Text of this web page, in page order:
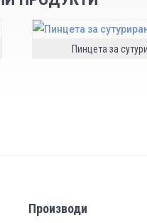
Пинцета за
Производи